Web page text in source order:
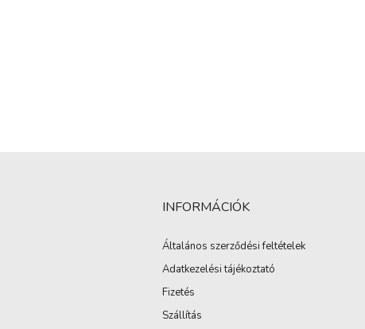
INFORMÁCIÓK
Általános szerződési feltételek
Adatkezelési tájékoztató
Fizetés
Szállítás